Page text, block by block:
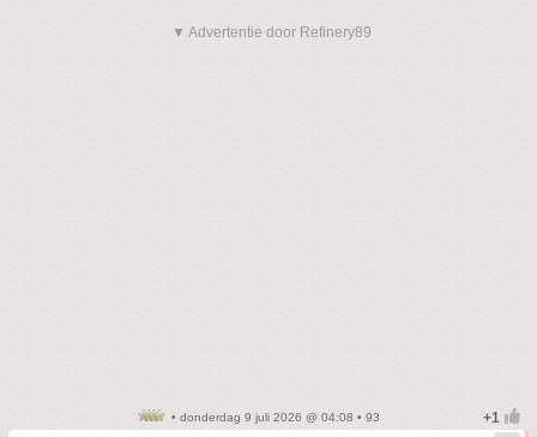
▼ Advertentie door Refinery89
• donderdag 9 juli 2026 @ 04:08 • 93